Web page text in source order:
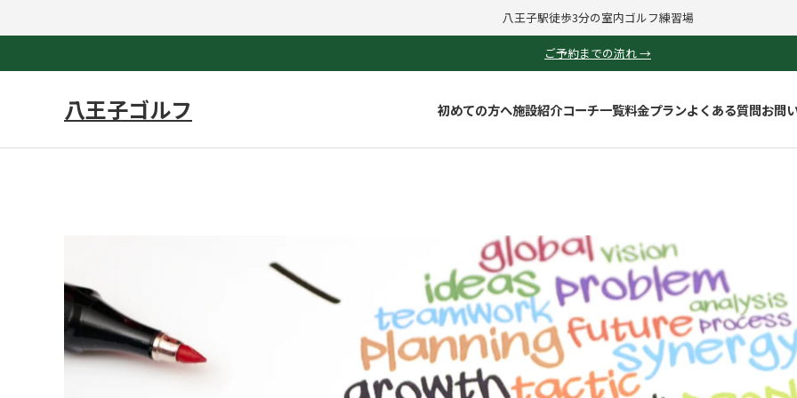
八王子駅徒歩3分の室内ゴルフ練習場
ご予約までの流れ →
八王子ゴルフ 初めての方へ施設紹介コーチ一覧料金プランよくある質問お問